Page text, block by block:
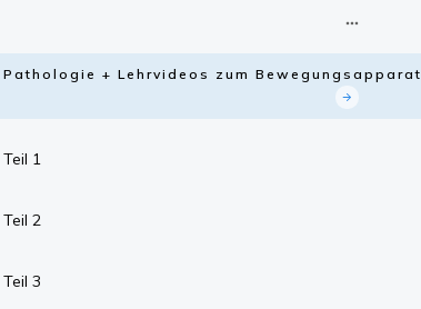
+ Lehrvideos zum Bewegungsapparat
1
2
3